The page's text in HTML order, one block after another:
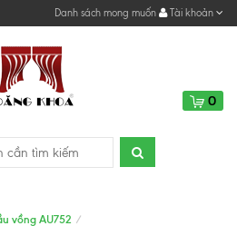
Danh sách mong muốn Tài khoản
0
vồng AU752